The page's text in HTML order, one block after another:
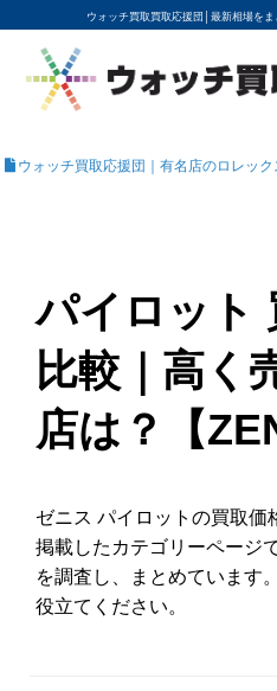
ウォッチ買取買取応援団│ 最新相場を
YouTubeで動画を公開中
ROLEXモデル名から買取相
高級時計ブランド名から買取
地域から買取店を探す
店舗名から買取店を探す
ブランド時計を高く売る方法
買取査定を依頼する
ウォッチ買取応援団｜有名店のロレッ
パイロット
比較｜高く
店は？【
ゼニス パイロットの買取価
掲載したカテゴリーページ
を調査し、まとめています
役立てください。